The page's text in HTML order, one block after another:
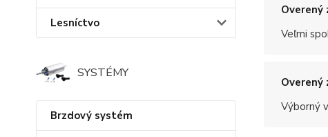
Lesníctvo
SYSTÉMY
Brzdový systém
Overený
Veľmi
Overený
Výborný